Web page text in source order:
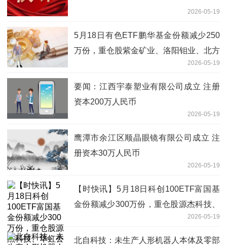
2026-05-19
5月18日有色ETF鹏华基金份额减少250
万份，重仓股紫金矿业、洛阳钼业、北方
2026-05-19
要闻：江西宇泰塑业有限公司成立 注册
资本200万人民币
2026-05-19
鹰潭市余江区顺晶眼镜有限公司成立 注
册资本30万人民币
2026-05-19
【时快讯】5月18日科创100ETF富国基
金份额减少300万份，重仓股源杰科技、
2026-05-19
北自科技：未生产人形机器人本体及零部